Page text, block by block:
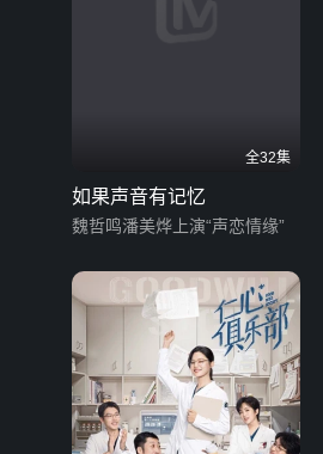
全32集
如果声音有记忆
魏哲鸣潘美烨上演“声恋情缘”